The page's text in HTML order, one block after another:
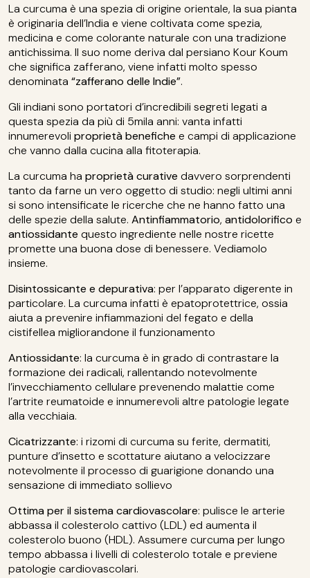
La curcuma è una spezia di origine orientale, la sua pianta
è originaria dell’India e viene coltivata come spezia,
medicina e come colorante naturale con una tradizione
antichissima. Il suo nome deriva dal persiano Kour Koum
che significa zafferano, viene infatti molto spesso
denominata “zafferano delle Indie”.
Gli indiani sono portatori d’incredibili segreti legati a
questa spezia da più di 5mila anni: vanta infatti
innumerevoli proprietà benefiche e campi di applicazione
che vanno dalla cucina alla fitoterapia.
La curcuma ha proprietà curative davvero sorprendenti
tanto da farne un vero oggetto di studio: negli ultimi anni
si sono intensificate le ricerche che ne hanno fatto una
delle spezie della salute. Antinfiammatorio, antidolorifico e
antiossidante questo ingrediente nelle nostre ricette
promette una buona dose di benessere. Vediamolo
insieme.
Disintossicante e depurativa: per l’apparato digerente in
particolare. La curcuma infatti è epatoprotettrice, ossia
aiuta a prevenire infiammazioni del fegato e della
cistifellea migliorandone il funzionamento
Antiossidante: la curcuma è in grado di contrastare la
formazione dei radicali, rallentando notevolmente
l’invecchiamento cellulare prevenendo malattie come
l’artrite reumatoide e innumerevoli altre patologie legate
alla vecchiaia.
Cicatrizzante: i rizomi di curcuma su ferite, dermatiti,
punture d’insetto e scottature aiutano a velocizzare
notevolmente il processo di guarigione donando una
sensazione di immediato sollievo
Ottima per il sistema cardiovascolare: pulisce le arterie
abbassa il colesterolo cattivo (LDL) ed aumenta il
colesterolo buono (HDL). Assumere curcuma per lungo
tempo abbassa i livelli di colesterolo totale e previene
patologie cardiovascolari.